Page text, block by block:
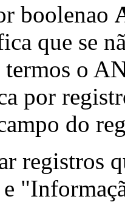
boolenao
que se
termos o
por
do
registros